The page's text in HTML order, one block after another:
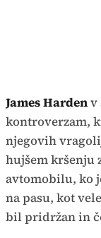
James Hardenv
kontroverzam,
njegovih
hujšem kršenju
avtomobilu, ko
na pasu, kot
bil pridržan in